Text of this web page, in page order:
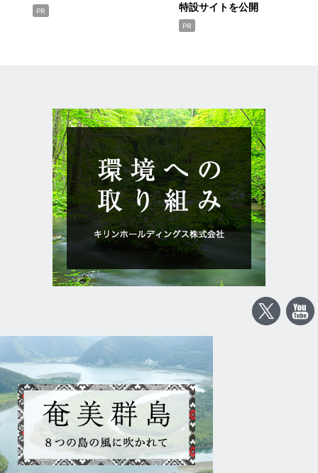
PR
特設サイトを公開
PR